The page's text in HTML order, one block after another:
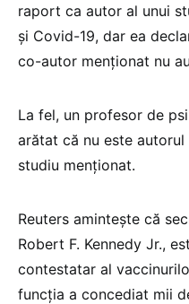
raport ca autor al unui
și Covid-19, dar ea
co-autor menționat nu
La fel, un profesor de
arătat că nu este
studiu menționat.
Reuters amintește că
Robert F. Kennedy Jr.,
contestatar al
funcția a concediat mii